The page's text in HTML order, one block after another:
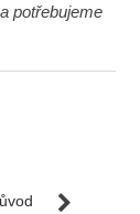
potřebujeme